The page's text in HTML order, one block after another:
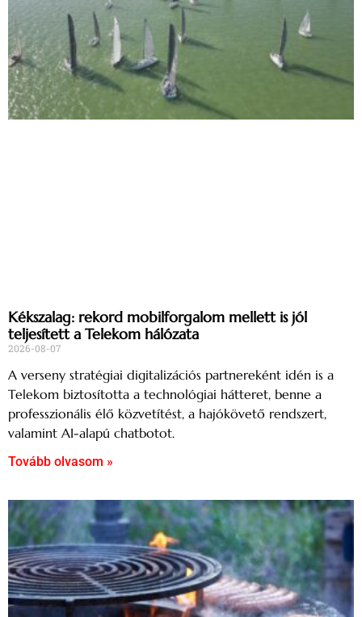
Kékszalag: rekord mobilforgalom mellett is jól
teljesített a Telekom hálózata
2026-08-07
A verseny stratégiai digitalizációs partnereként idén is a
Telekom biztosította a technológiai hátteret, benne a
professzionális élő közvetítést, a hajókövető rendszert,
valamint AI-alapú chatbotot.
Tovább olvasom »